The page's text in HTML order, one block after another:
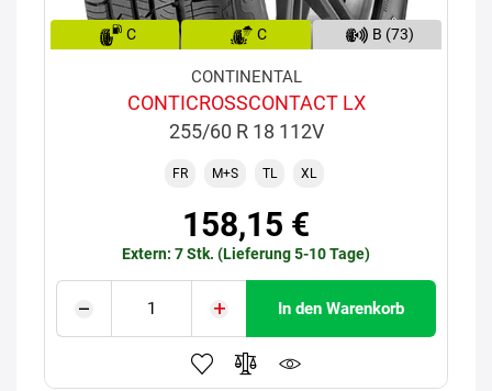
C C B (73)
CONTINENTAL
CONTICROSSCONTACT LX
255/60 R 18 112V
FR M+S TL XL
158,15 €
Extern: 7 Stk. (Lieferung 5-10 Tage)
In den Warenkorb